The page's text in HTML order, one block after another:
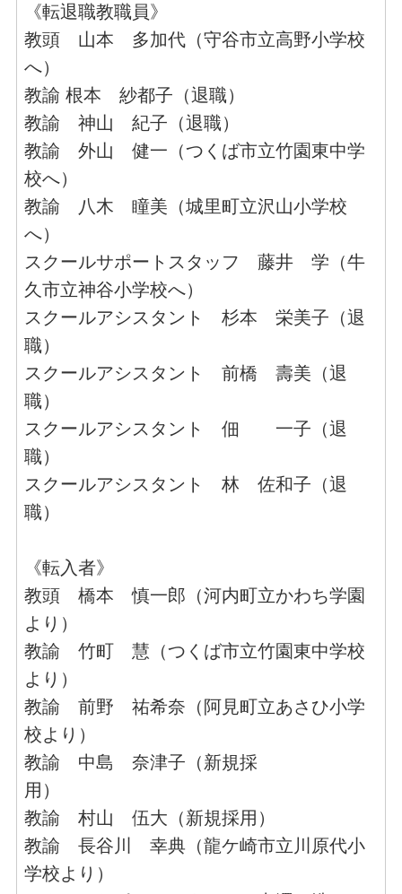
《転退職教職員》
教頭 山本 多加代（守谷市立高野小学校
へ）
教諭 根本 紗都子（退職）
教諭 神山 紀子（退職）
教諭 外山 健一（つくば市立竹園東中学
校へ）
教諭 八木 瞳美（城里町立沢山小学校
へ）
スクールサポートスタッフ 藤井 学（牛
久市立神谷小学校へ）
スクールアシスタント 杉本 栄美子（退
職）
スクールアシスタント 前橋 壽美（退
職）
スクールアシスタント 佃 一子（退
職）
スクールアシスタント 林 佐和子（退
職）
《転入者》
教頭 橋本 慎一郎（河内町立かわち学園
より）
教諭 竹町 慧（つくば市立竹園東中学校
より）
教諭 前野 祐希奈（阿見町立あさひ小学
校より）
教諭 中島 奈津子（新規採
用）
教諭 村山 伍大（新規採用）
教諭 長谷川 幸典（龍ケ崎市立川原代小
学校より）